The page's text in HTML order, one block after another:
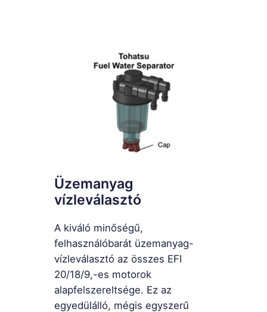
Üzemanyag
vízleválasztó
A kiváló minőségű,
felhasználóbarát üzemanyag-
vízleválasztó az összes EFI
20/18/9,-es motorok
alapfelszereltsége. Ez az
egyedülálló, mégis egyszerű